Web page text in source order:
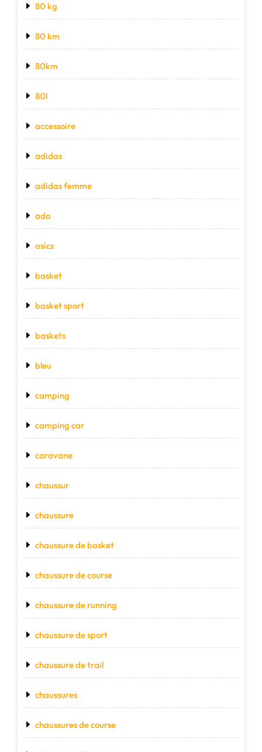
80 kg
80 km
80km
80l
accessoire
adidas
adidas femme
ado
asics
basket
basket sport
baskets
bleu
camping
camping car
caravane
chaussur
chaussure
chaussure de basket
chaussure de course
chaussure de running
chaussure de sport
chaussure de trail
chaussures
chaussures de course